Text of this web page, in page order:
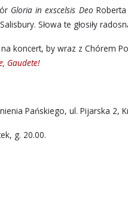
Gloria in exscelsis Deo
Słowa te głosiły
koncert, by wraz z Chórem
Gaudete!
Pańskiego, ul. Pijarska 2,
g. 20.00.